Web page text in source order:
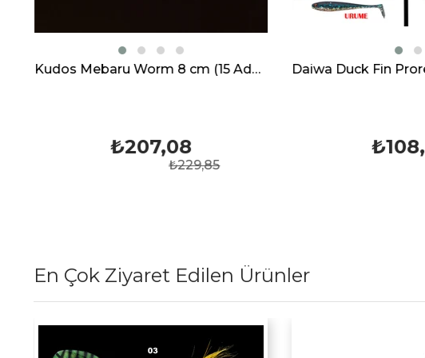
Kudos Mebaru Worm 8 cm (15 Adet) Daiwa Duck Fin Prorex Micro Shad 4.5 cm Spin LRF Silikon Yem
₺108,19
₺120,09
En Çok Ziyaret Edilen Ürünler